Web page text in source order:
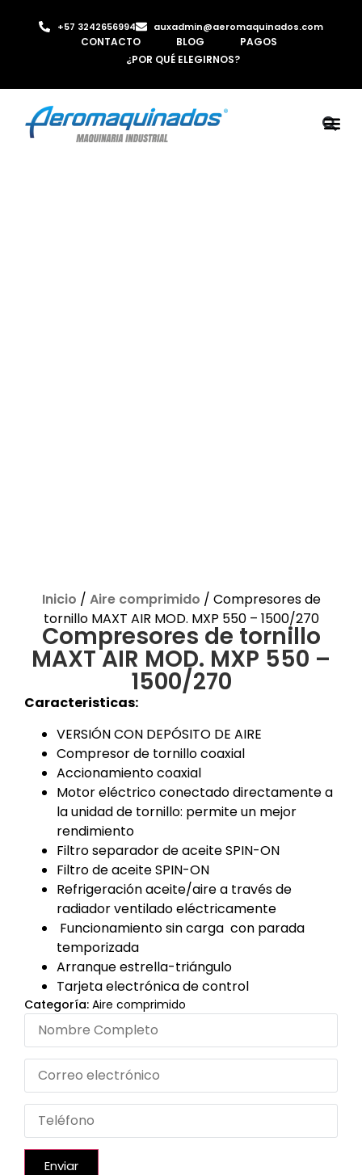
+57 3242656994 auxadmin@aeromaquinados.com
CONTACTO BLOG
PAGOS
¿POR QUÉ ELEGIRNOS?
Inicio / Aire comprimido / Compresores de
tornillo MAXT AIR MOD. MXP 550 – 1500/270
Compresores de tornillo
MAXT AIR MOD. MXP 550 –
1500/270
Caracteristicas:
VERSIÓN CON DEPÓSITO DE AIRE
Compresor de tornillo coaxial
Accionamiento coaxial
Motor eléctrico conectado directamente a
la unidad de tornillo: permite un mejor
rendimiento
Filtro separador de aceite SPIN-ON
Filtro de aceite SPIN-ON
Refrigeración aceite/aire a través de
radiador ventilado eléctricamente
Funcionamiento sin carga con parada
temporizada
Arranque estrella-triángulo
Tarjeta electrónica de control
Categoría: Aire comprimido
Enviar